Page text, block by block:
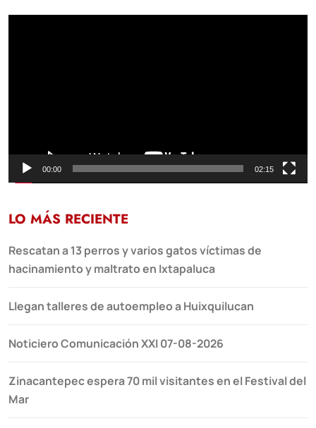
00:00 02:15
LO MÁS RECIENTE
Rescatan a 13 perros y varios gatos víctimas de
hacinamiento y maltrato en Ixtapaluca
Llegan talleres de autoempleo a Huixquilucan
Noticiero Comunicación XXI 07-08-2026
Zinacantepec espera 70 mil visitantes en el Festival del
Mar